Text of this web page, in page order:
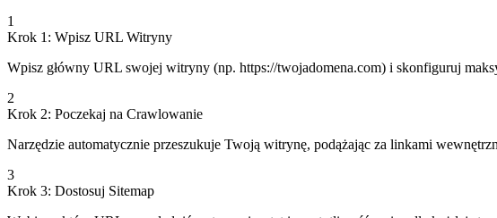
1
Krok 1: Wpisz URL Witryny
Wpisz główny URL swojej witryny (np. https://twojadomena.com) i skonfiguruj
2
Krok 2: Poczekaj na Crawlowanie
Narzędzie automatycznie przeszukuje Twoją witrynę, podążając za linkami
3
Krok 3: Dostosuj Sitemap